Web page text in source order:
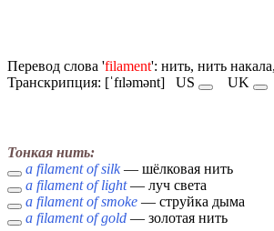
Перевод слова 'filament': нить, нить
Транскрипция: [ˈfɪləmənt] US UK
Тонкая нить:
a filament of silk— шёлковая нить
a filament of light— луч света
a filament of smoke — струйка дыма
a filament of gold — золотая нить